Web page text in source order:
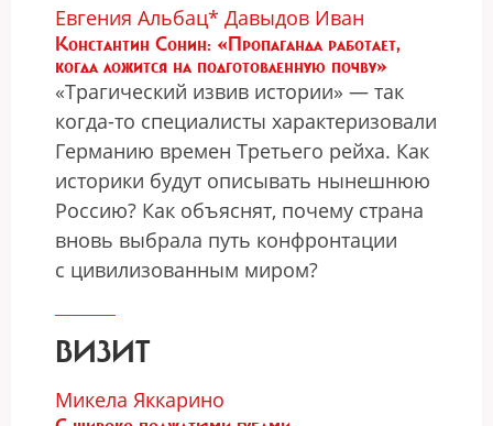
Евгения Альбац* Давыдов Иван
Константин Сонин: «Пропаганда работает,
когда ложится на подготовленную почву»
«Трагический извив истории» — так
когда-то специалисты характеризовали
Германию времен Третьего рейха. Как
историки будут описывать нынешнюю
Россию? Как объяснят, почему страна
вновь выбрала путь конфронтации
с цивилизованным миром?
ВИЗИТ
Микела Яккарино